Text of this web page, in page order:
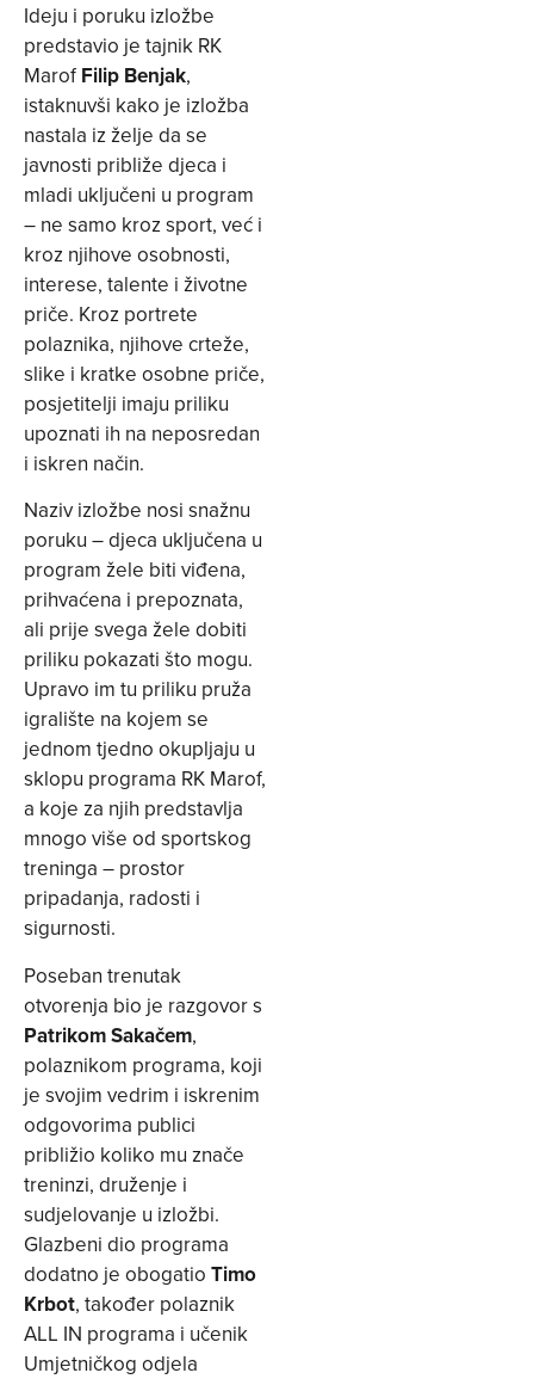
Ideju i poruku izložbe
predstavio je tajnik RK
Marof Filip Benjak,
istaknuvši kako je izložba
nastala iz želje da se
javnosti približe djeca i
mladi uključeni u program
– ne samo kroz sport, već i
kroz njihove osobnosti,
interese, talente i životne
priče. Kroz portrete
polaznika, njihove crteže,
slike i kratke osobne priče,
posjetitelji imaju priliku
upoznati ih na neposredan
i iskren način.
Naziv izložbe nosi snažnu
poruku – djeca uključena u
program žele biti viđena,
prihvaćena i prepoznata,
ali prije svega žele dobiti
priliku pokazati što mogu.
Upravo im tu priliku pruža
igralište na kojem se
jednom tjedno okupljaju u
sklopu programa RK Marof,
a koje za njih predstavlja
mnogo više od sportskog
treninga – prostor
pripadanja, radosti i
sigurnosti.
Poseban trenutak
otvorenja bio je razgovor s
Patrikom Sakačem,
polaznikom programa, koji
je svojim vedrim i iskrenim
odgovorima publici
približio koliko mu znače
treninzi, druženje i
sudjelovanje u izložbi.
Glazbeni dio programa
dodatno je obogatio Timo
Krbot, također polaznik
ALL IN programa i učenik
Umjetničkog odjela